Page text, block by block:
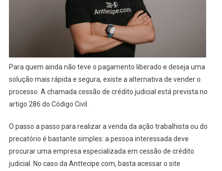
Para quem ainda não teve o pagamento liberado e deseja uma
solução mais rápida e segura, existe a alternativa de vender o
processo. A chamada cessão de crédito judicial está prevista no
artigo 286 do Código Civil.
O passo a passo para realizar a venda da ação trabalhista ou do
precatório é bastante simples: a pessoa interessada deve
procurar uma empresa especializada em cessão de crédito
judicial. No caso da Anttecipe.com, basta acessar o site